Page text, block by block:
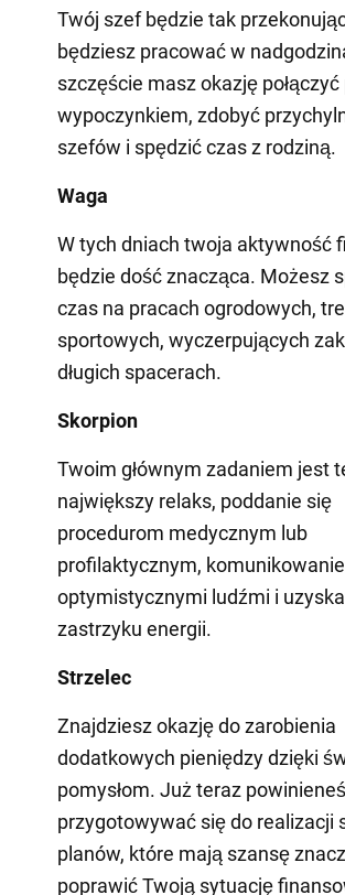
Twój szef będzie tak
będziesz pracować w
szczęście masz okazję połączyć
wypoczynkiem, zdobyć
szefów i spędzić czas z rodziną.
Waga
W tych dniach twoja aktywność
będzie dość znacząca. Możesz
czas na pracach ogrodowych,
sportowych, wyczerpujących
długich spacerach.
Skorpion
Twoim głównym zadaniem jest
największy relaks, poddanie się
procedurom medycznym lub
profilaktycznym,
optymistycznymi ludźmi i
zastrzyku energii.
Strzelec
Znajdziesz okazję do zarobienia
dodatkowych pieniędzy dzięki
pomysłom. Już teraz
przygotowywać się do realizacji
planów, które mają szansę
poprawić Twoją sytuację